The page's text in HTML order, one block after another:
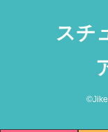
スチ